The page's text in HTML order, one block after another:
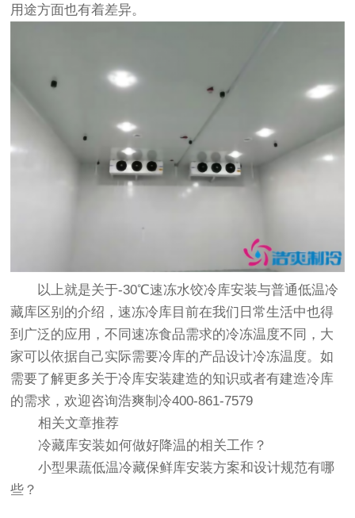
用途方面也有着差异。
以上就是关于-30℃速冻水饺冷库安装与普通低温冷
藏库区别的介绍，速冻冷库目前在我们日常生活中也得
到广泛的应用，不同速冻食品需求的冷冻温度不同，大
家可以依据自己实际需要冷库的产品设计冷冻温度。如
需要了解更多关于冷库安装建造的知识或者有建造冷库
的需求，欢迎咨询浩爽制冷400-861-7579
相关文章推荐
冷藏库安装如何做好降温的相关工作？
小型果蔬低温冷藏保鲜库安装方案和设计规范有哪
些？